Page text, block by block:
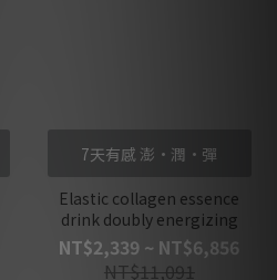
7天有感 澎·潤·彈
Elastic collagen essence
drink doubly energizing
NT$2,339 ~ NT$6,856
NT$11,091